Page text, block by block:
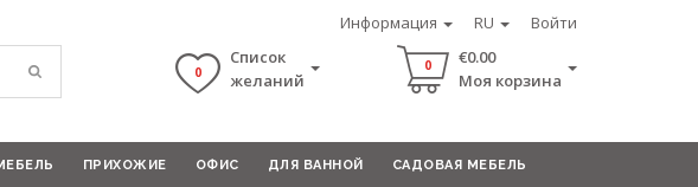
Информация RU Войти
0
Список
желаний
0
€0.00
Моя корзина
ПРИХОЖИЕ ОФИС ДЛЯ ВАННОЙ САДОВАЯ МЕБЕЛЬ